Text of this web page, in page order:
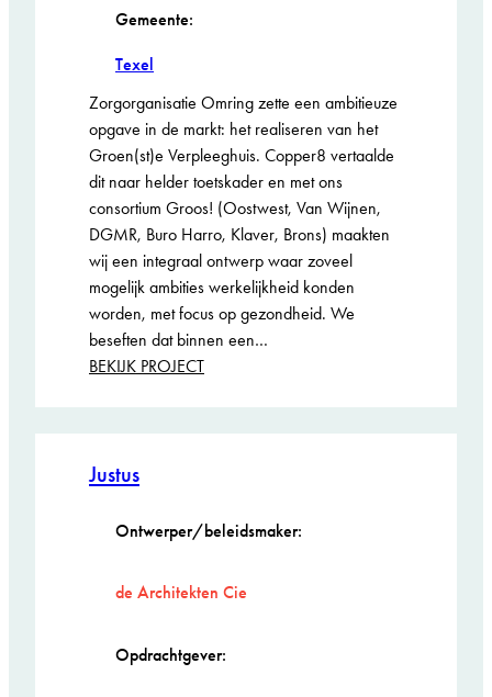
Gemeente:
Texel
Zorgorganisatie Omring zette een ambitieuze
opgave in de markt: het realiseren van het
Groen(st)e Verpleeghuis. Copper8 vertaalde
dit naar helder toetskader en met ons
consortium Groos! (Oostwest, Van Wijnen,
DGMR, Buro Harro, Klaver, Brons) maakten
wij een integraal ontwerp waar zoveel
mogelijk ambities werkelijkheid konden
worden, met focus op gezondheid. We
beseften dat binnen een…
BEKIJK PROJECT:
Justus
Ontwerper/beleidsmaker:
de Architekten Cie
Opdrachtgever: